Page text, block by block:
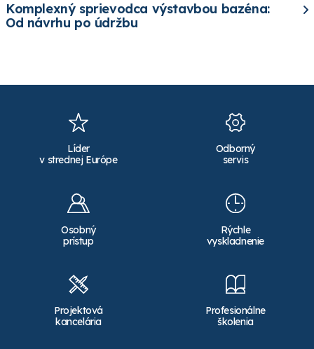
Komplexný sprievodca výstavbou bazéna:
Od návrhu po údržbu
Líder
v strednej Európe
Odborný
servis
Osobný
prístup
Rýchle
vyskladnenie
Projektová
kancelária
Profesionálne
školenia